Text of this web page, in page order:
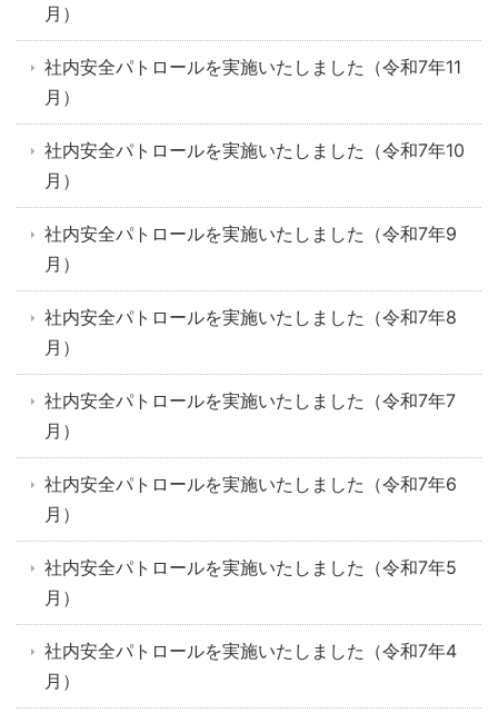
月）
社内安全パトロールを実施いたしました（令和7年11
月）
社内安全パトロールを実施いたしました（令和7年10
月）
社内安全パトロールを実施いたしました（令和7年9
月）
社内安全パトロールを実施いたしました（令和7年8
月）
社内安全パトロールを実施いたしました（令和7年7
月）
社内安全パトロールを実施いたしました（令和7年6
月）
社内安全パトロールを実施いたしました（令和7年5
月）
社内安全パトロールを実施いたしました（令和7年4
月）